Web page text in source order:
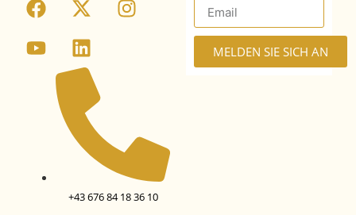
+43 676 84 18 36 10
MELDEN SIE SICH AN